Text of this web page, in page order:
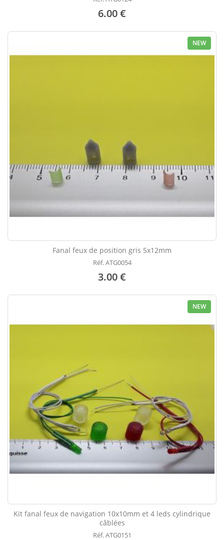
6.00 €
NEW
Fanal feux de position gris 5x12mm
Réf. ATG0054
3.00 €
NEW
Kit fanal feux de navigation 10x10mm et 4 leds cylindrique
câblées
Réf. ATG0151